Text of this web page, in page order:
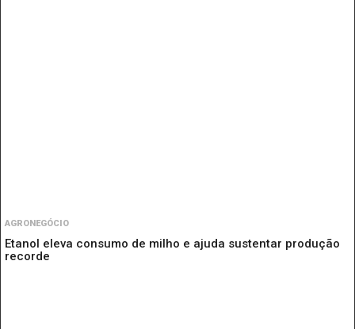
AGRONEGÓCIO
Etanol eleva consumo de milho e ajuda sustentar produção
recorde